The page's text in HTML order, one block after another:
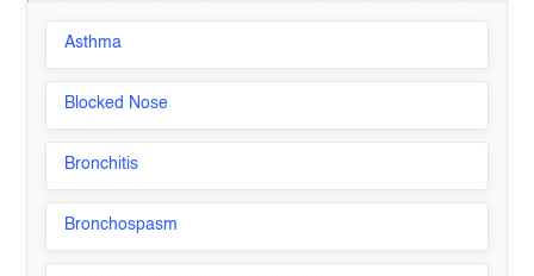
Asthma
Blocked Nose
Bronchitis
Bronchospasm